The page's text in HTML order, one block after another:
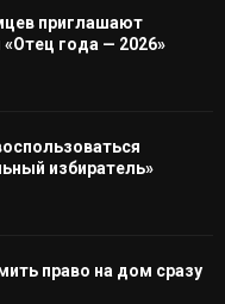
приглашают
«Отец года — 2026»
избиратель»
право на дом сразу